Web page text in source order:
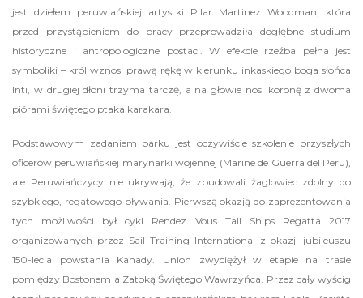
jest dziełem peruwiańskiej artystki Pilar Martinez Woodman, która
przed przystąpieniem do pracy przeprowadziła dogłębne studium
historyczne i antropologiczne postaci. W efekcie rzeźba pełna jest
symboliki – król wznosi prawą rękę w kierunku inkaskiego boga słońca
Inti, w drugiej dłoni trzyma tarczę, a na głowie nosi koronę z dwoma
piórami świętego ptaka karakara.
Podstawowym zadaniem barku jest oczywiście szkolenie przyszłych
oficerów peruwiańskiej marynarki wojennej (Marine de Guerra del Peru),
ale Peruwiańczycy nie ukrywają, że zbudowali żaglowiec zdolny do
szybkiego, regatowego pływania. Pierwszą okazją do zaprezentowania
tych możliwości był cykl Rendez Vous Tall Ships Regatta 2017
organizowanych przez Sail Training International z okazji jubileuszu
150-lecia powstania Kanady. Union zwyciężył w etapie na trasie
pomiędzy Bostonem a Zatoką Świętego Wawrzyńca. Przez cały wyścig